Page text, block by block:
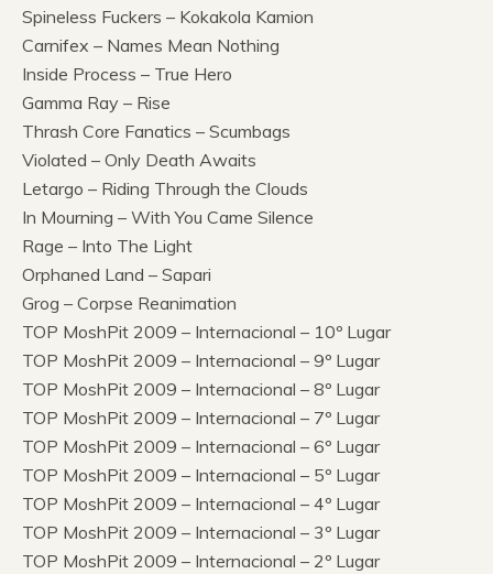
Spineless Fuckers – Kokakola Kamion
Carnifex – Names Mean Nothing
Inside Process – True Hero
Gamma Ray – Rise
Thrash Core Fanatics – Scumbags
Violated – Only Death Awaits
Letargo – Riding Through the Clouds
In Mourning – With You Came Silence
Rage – Into The Light
Orphaned Land – Sapari
Grog – Corpse Reanimation
TOP MoshPit 2009 – Internacional – 10º Lugar
TOP MoshPit 2009 – Internacional – 9º Lugar
TOP MoshPit 2009 – Internacional – 8º Lugar
TOP MoshPit 2009 – Internacional – 7º Lugar
TOP MoshPit 2009 – Internacional – 6º Lugar
TOP MoshPit 2009 – Internacional – 5º Lugar
TOP MoshPit 2009 – Internacional – 4º Lugar
TOP MoshPit 2009 – Internacional – 3º Lugar
TOP MoshPit 2009 – Internacional – 2º Lugar